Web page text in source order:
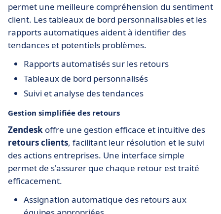
permet une meilleure compréhension du sentiment
client. Les tableaux de bord personnalisables et les
rapports automatiques aident à identifier des
tendances et potentiels problèmes.
Rapports automatisés sur les retours
Tableaux de bord personnalisés
Suivi et analyse des tendances
Gestion simplifiée des retours
Zendesk offre une gestion efficace et intuitive des
retours clients, facilitant leur résolution et le suivi
des actions entreprises. Une interface simple
permet de s'assurer que chaque retour est traité
efficacement.
Assignation automatique des retours aux